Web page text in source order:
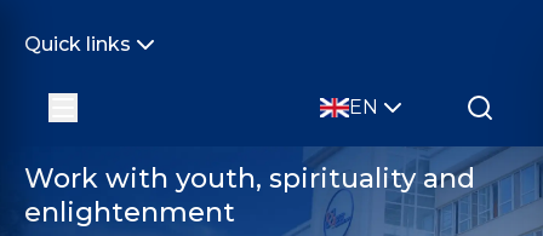
Quick links
EN
Work with youth, spirituality and
enlightenment